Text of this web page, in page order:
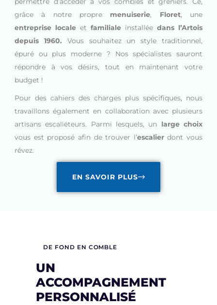
grâce à notre propre menuiserie, Floret, une
entreprise locale et familiale installée dans l’Artois
depuis 1960. Vous souhaitez un style traditionnel,
épuré ou plus moderne ? Nos spécialistes sauront
répondre à vos désirs, tout en maintenant votre
budget !
Pour des cahiers des charges plus spécifiques, nous
travaillons également en collaboration avec plusieurs
artisans escaliéteurs. Parmi lesquels, un large choix
vous est proposé afin de trouver l’escalierdont vous
rêvez.
EN SAVOIR PLUS
DE FOND EN COMBLE
UN
ACCOMPAGNEMENT
PERSONNALISÉ